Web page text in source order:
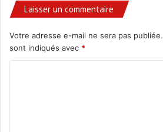
Laisser un commentaire
Votre adresse e-mail ne sera pas publiée.
sont indiqués avec *